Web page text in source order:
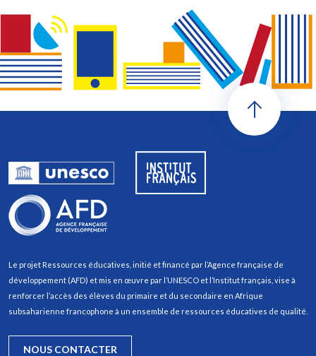
Le projet Ressources éducatives, initié et financé par l’Agence française de
développement (AFD) et mis en œuvre par l’UNESCO et l’Institut français, vise à
renforcer l’accès des élèves du primaire et du secondaire en Afrique
subsaharienne francophone à un ensemble de ressources éducatives de qualité.
NOUS CONTACTER